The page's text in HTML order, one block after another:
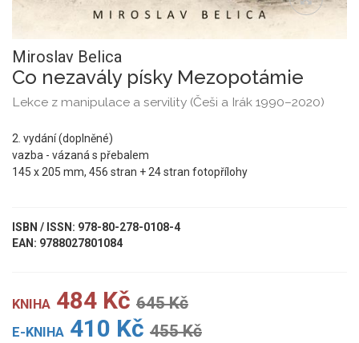
Miroslav Belica
Co nezavály písky Mezopotámie
Lekce z manipulace a servility (Češi a Irák 1990–2020)
2. vydání (doplněné)
vazba - vázaná s přebalem
145 x 205 mm, 456 stran + 24 stran fotopřílohy
ISBN / ISSN: 978-80-278-0108-4
EAN: 9788027801084
KNIHA 484 Kč 645 Kč
E-KNIHA 410 Kč 455 Kč